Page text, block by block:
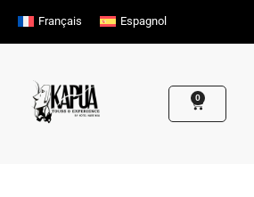
Français Espagnol
0
Cart